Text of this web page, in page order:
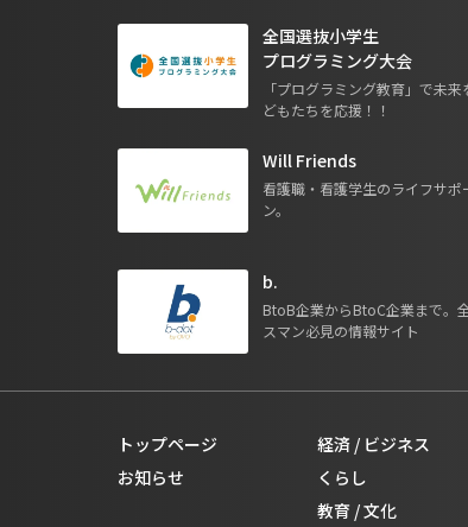
全国選抜小学生
プログラミング大会
「プログラミング教育」で未
どもたちを応援！！
Will Friends
看護職・看護学生のライフサポ
ン。
b.
BtoB企業からBtoC企業まで。
スマン必見の情報サイト
トップページ
お知らせ
経済 / ビジネス
くらし
教育 / 文化